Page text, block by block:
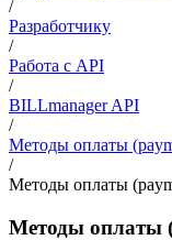
/
Разработчику
/
Работа с API
/
BILLmanager API
/
Методы оплаты
/
Методы оплаты
Методы оплаты